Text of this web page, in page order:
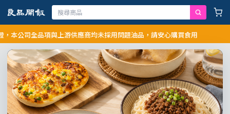
司全品項與上游供應商均未採用問題油品，請安心購買食用